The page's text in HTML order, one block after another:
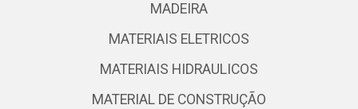
MADEIRA
MATERIAIS ELETRICOS
MATERIAIS HIDRAULICOS
MATERIAL DE CONSTRUÇÃO